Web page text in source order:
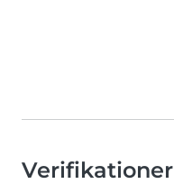
Verifikationer